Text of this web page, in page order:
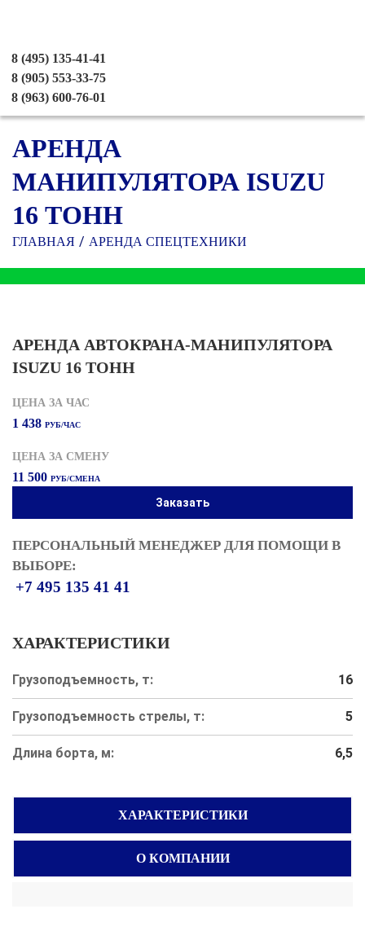
8 (495) 135-41-41
8 (905) 553-33-75
8 (963) 600-76-01
АРЕНДА
МАНИПУЛЯТОРА ISUZU
16 ТОНН
ГЛАВНАЯ АРЕНДА СПЕЦТЕХНИКИ
АРЕНДА АВТОКРАНА-МАНИПУЛЯТОРА
ISUZU 16 ТОНН
ЦЕНА ЗА ЧАС
1 438 РУБ/ЧАС
ЦЕНА ЗА СМЕНУ
11 500 РУБ/СМЕНА
Заказать
ПЕРСОНАЛЬНЫЙ МЕНЕДЖЕР ДЛЯ ПОМОЩИ В
ВЫБОРЕ:
+7 495 135 41 41
ХАРАКТЕРИСТИКИ
Грузоподъемность, т: 16
Грузоподъемность стрелы, т: 5
Длина борта, м: 6,5
ХАРАКТЕРИСТИКИ
О КОМПАНИИ